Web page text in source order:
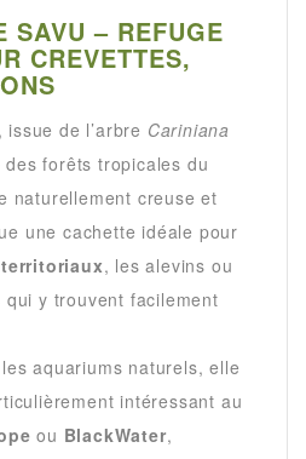
SAVU – REFUGE
CREVETTES,
, issue de l’arbre Cariniana
forêts tropicales du
naturellement creuse et
une cachette idéale pour
, les alevins ou
qui y trouvent facilement
aquariums naturels, elle
intéressant au
ou BlackWater,